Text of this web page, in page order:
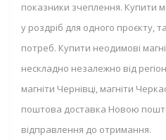
показники зчеплення. Купити
у роздріб для одного проєкту,
потреб. Купити неодимові
нескладно незалежно від
магніти Чернівці, магніти
поштова доставка Новою
відправлення до отримання.